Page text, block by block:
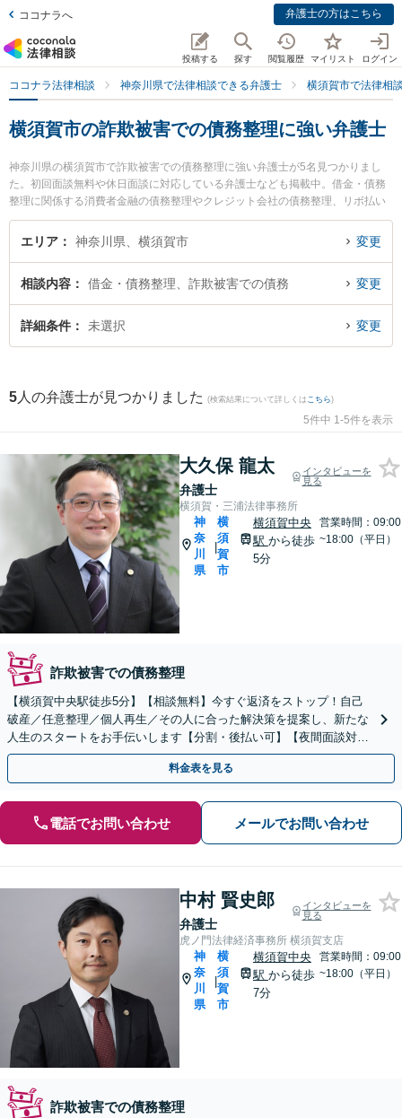
ココナラへ 弁護士の方はこちら
投稿する 探す 閲覧履歴 マイリスト ログイン
ココナラ法律相談 神奈川県で法律相談できる弁護士 横須賀市で法律相
横須賀市の詐欺被害での債務整理に強い弁護士
神奈川県の横須賀市で詐欺被害での債務整理に強い弁護士が5名見つかりまし
た。初回面談無料や休日面談に対応している弁護士なども掲載中。借金・債務
整理に関係する消費者金融の債務整理やクレジット会社の債務整理、リボ払い
の債務整理等の細かな分野での絞り込み検索もでき便利です。特に横須賀・三
浦法律事務所の大久保 龍太弁護士や虎ノ門法律経済事務所 横須賀支店の中村
賢史郎弁護士、湘南よこすか法律事務所の畑中 優宏弁護士のプロフィール情報
した詐欺被害での債務整理のトラブルを今すぐに弁護士に相談したい』『詐欺
被害での債務整理のトラブル解決の実績豊富な近くの弁護士を検索したい』
『初回相談無料で詐欺被害での債務整理を法律相談できる横須賀市内の弁護士
エリア 神奈川県、横須賀市 変更
相談内容 借金・債務整理、詐欺被害での債務 変更
詳細条件 未選択 変更
5 人の弁護士が見つかりました (検索結果について詳しくは こちら)
5件中 1-5件を表示
大久保 龍太
弁護士
インタビューを
見る
横須賀・三浦法律事務所
神
奈
川
県
|
横
須
賀
市
横須賀中央
駅 から徒歩
5分
営業時間：09:00
~18:00（平日）
詐欺被害での債務整理
【横須賀中央駅徒歩5分】【相談無料】今すぐ返済をストップ！自己
破産／任意整理／個人再生／その人に合った解決策を提案し、新たな
人生のスタートをお手伝いします【分割・後払い可】【夜間面談対応
（事前予約）】「過払い金請求は完全成功報酬型」
料金表を見る
電話でお問い合わせ メールでお問い合わせ
中村 賢史郎
弁護士
インタビューを
見る
虎ノ門法律経済事務所 横須賀支店
神
奈
川
県
|
横
須
賀
市
横須賀中央
駅 から徒歩
7分
営業時間：09:00
~18:00（平日）
詐欺被害での債務整理